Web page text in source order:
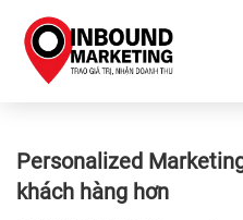
Personalized
khách hàng hơn